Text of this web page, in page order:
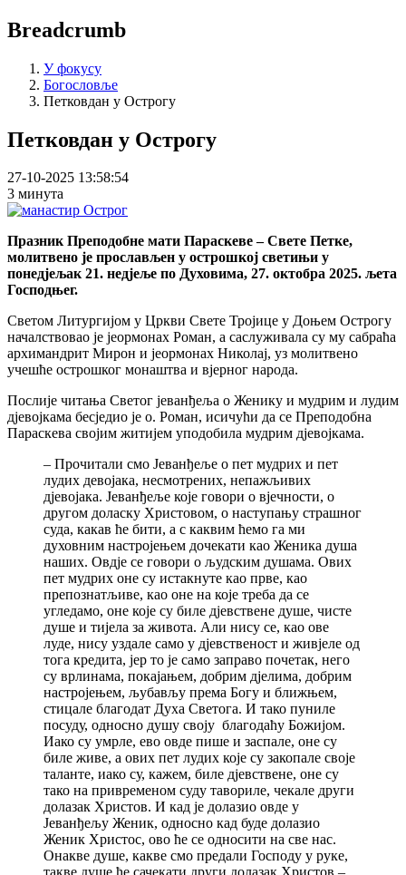
Breadcrumb
У фокусу
Богословље
Петковдан у Острогу
Петковдан у Острогу
27-10-2025 13:58:54
3 минута
Празник Преподобне мати Параскеве – Свете Петке,
молитвено је прослављен у острошкој светињи у
понедјељак 21. недјеље по Духовима, 27. октобра 2025. љета
Господњег.
Светом Литургијом у Цркви Свете Тројице у Доњем Острогу
началствовао је јеормонах Роман, а саслуживала су му сабраћа
архимандрит Мирон и јеормонах Николај, уз молитвено
учешће острошког монаштва и вјерног народа.
Послије читања Светог јеванђеља о Женику и мудрим и лудим
дјевојкама бесједио је о. Роман, исичући да се Преподобна
Параскева својим житијем уподобила мудрим дјевојкама.
– Прочитали смо Јеванђеље о пет мудрих и пет
лудих девојака, несмотрених, непажљивих
дјевојака. Јеванђеље које говори о вјечности, о
другом доласку Христовом, о наступању страшног
суда, какав ће бити, а с каквим ћемо га ми
духовним настројењем дочекати као Женика душа
наших. Овдје се говори о људским душама. Ових
пет мудрих оне су истакнуте као прве, као
препознатљиве, као оне на које треба да се
угледамо, оне које су биле дјевствене душе, чисте
душе и тијела за живота. Али нису се, као ове
луде, нису уздале само у дјевственост и живјеле од
тога кредита, јер то је само заправо почетак, него
су врлинама, покајањем, добрим дјелима, добрим
настројењем, љубављу према Богу и ближњем,
стицале благодат Духа Светога. И тако пуниле
посуду, односно душу своју благодаћу Божијом.
Иако су умрле, ево овде пише и заспале, оне су
биле живе, а ових пет лудих које су закопале своје
таланте, иако су, кажем, биле дјевствене, оне су
тако на привременом суду тавориле, чекале други
долазак Христов. И кад је долазио овде у
Јеванђељу Женик, односно кад буде долазио
Женик Христос, ово ће се односити на све нас.
Онакве душе, какве смо предали Господу у руке,